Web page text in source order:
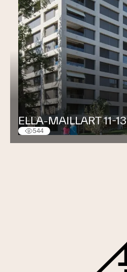
ELLA-MAILLART 11-13
544